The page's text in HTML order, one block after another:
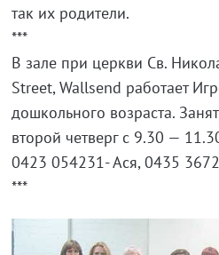
так их родители.
***
В зале при церкви Св.
Street, Wallsend работает
дошкольного возраста.
второй четверг с 9.30 —
0423 054231- Ася, 0435
***